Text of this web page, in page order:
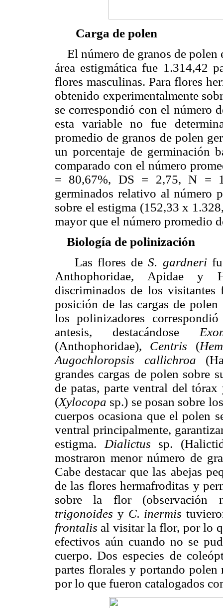
Carga de polen
El número de granos de polen
área estigmática fue 1.314,42
flores masculinas. Para flores
obtenido experimentalmente
se correspondió con el número
esta variable no fue
promedio de granos de polen
un porcentaje de
comparado con el número
= 80,67%, DS = 2,75, N =
germinados relativo al número
sobre el estigma (152,33 x
mayor que el número promedio
Biología de polinización
Las flores deS. gardneri
Anthophoridae, Apidae y
discriminados de los
posición de las cargas de
los polinizadores
antesis, destacándose
(Anthophoridae), Centris (
Augochloropsis callichroa
grandes cargas de polen sobre
de patas, parte ventral del tórax
(Xylocopa sp.) se posan sobre
cuerpos ocasiona que el polen
ventral principalmente,
estigma. Dialictus sp.
mostraron menor número de
Cabe destacar que las abejas
de las flores hermafroditas y
sobre la flor (observación
trigonoides y C. inermis
frontalis al visitar la flor, por lo
efectivos aún cuando no se
cuerpo. Dos especies de
partes florales y portando polen
por lo que fueron catalogados